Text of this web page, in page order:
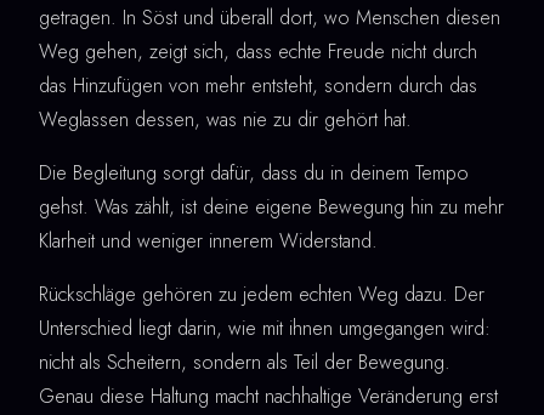
getragen. In Söst und überall dort, wo Menschen diesen
Weg gehen, zeigt sich, dass echte Freude nicht durch
das Hinzufügen von mehr entsteht, sondern durch das
Weglassen dessen, was nie zu dir gehört hat.
Die Begleitung sorgt dafür, dass du in deinem Tempo
gehst. Was zählt, ist deine eigene Bewegung hin zu mehr
Klarheit und weniger innerem Widerstand.
Rückschläge gehören zu jedem echten Weg dazu. Der
Unterschied liegt darin, wie mit ihnen umgegangen wird:
nicht als Scheitern, sondern als Teil der Bewegung.
Genau diese Haltung macht nachhaltige Veränderung erst